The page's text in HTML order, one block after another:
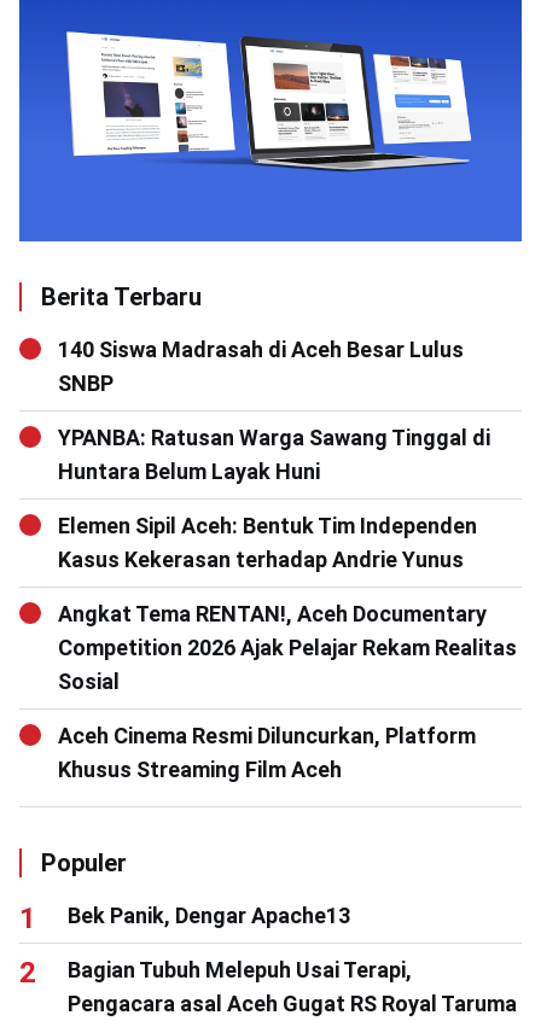
Berita Terbaru
140 Siswa Madrasah di Aceh Besar Lulus
SNBP
YPANBA: Ratusan Warga Sawang Tinggal di
Huntara Belum Layak Huni
Elemen Sipil Aceh: Bentuk Tim Independen
Kasus Kekerasan terhadap Andrie Yunus
Angkat Tema RENTAN!, Aceh Documentary
Competition 2026 Ajak Pelajar Rekam Realitas
Sosial
Aceh Cinema Resmi Diluncurkan, Platform
Khusus Streaming Film Aceh
Populer
Bek Panik, Dengar Apache13
Bagian Tubuh Melepuh Usai Terapi,
Pengacara asal Aceh Gugat RS Royal Taruma